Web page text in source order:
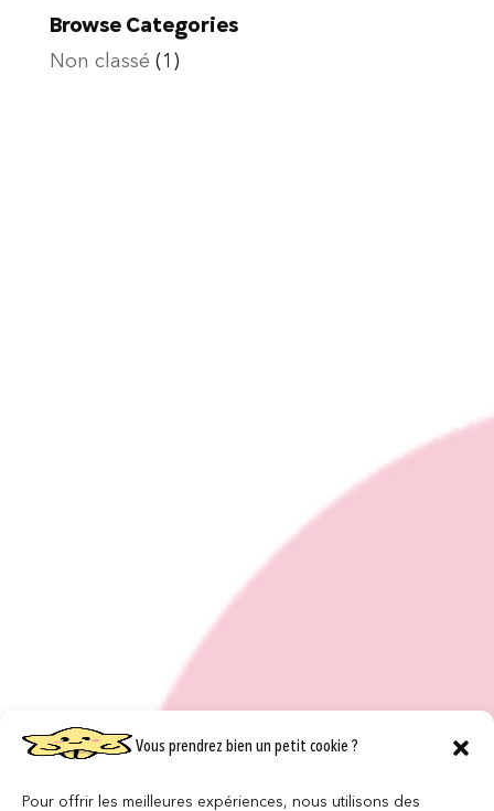
Vous prendrez bien un petit cookie ?
Pour offrir les meilleures expériences, nous utilisons des
Browse Categories
Non classé (1)